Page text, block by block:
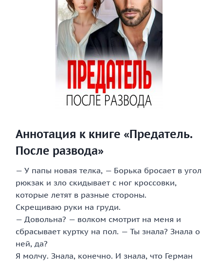
Аннотация к книге «Предатель.
После развода»
— У папы новая телка, — Борька бросает в угол
рюкзак и зло скидывает с ног кроссовки,
которые летят в разные стороны.
Скрещиваю руки на груди.
— Довольна? — волком смотрит на меня и
сбрасывает куртку на пол. — Ты знала? Знала о
ней, да?
Я молчу. Знала, конечно. И знала, что Герман